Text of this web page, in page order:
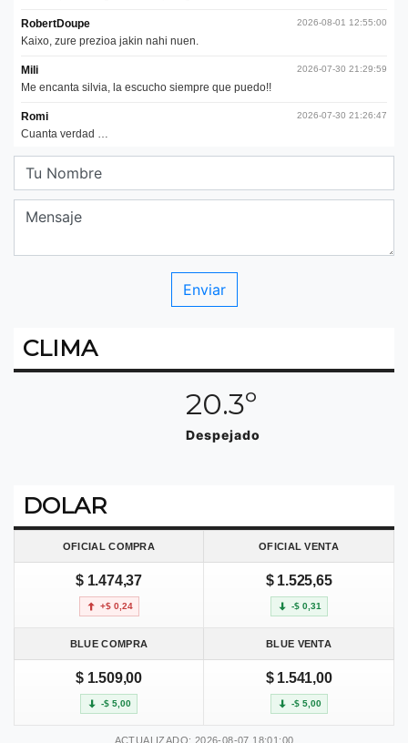
CLIMA
20.3º
Despejado
DOLAR
OFICIAL COMPRA OFICIAL VENTA
$ 1.474,37
+$ 0,24
$ 1.525,65
-$ 0,31
BLUE COMPRA BLUE VENTA
$ 1.509,00
-$ 5,00
$ 1.541,00
-$ 5,00
ACTUALIZADO: 2026-08-07 18:01:00